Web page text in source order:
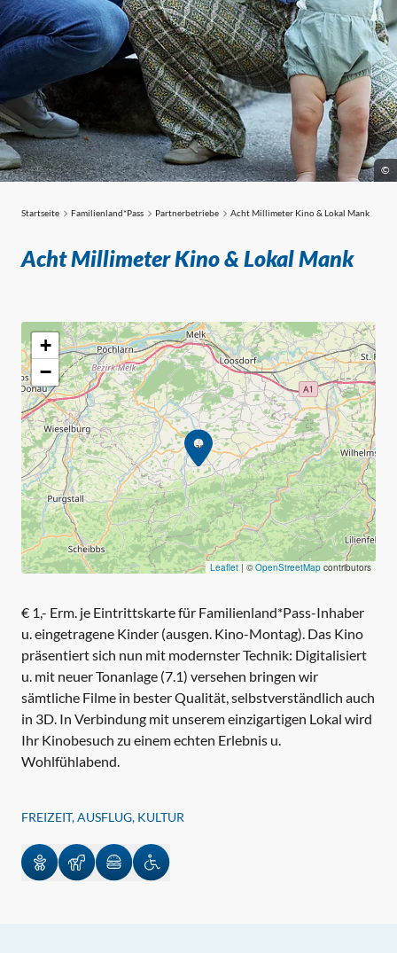
©
Partnerbetriebe
Startseite Familienland*Pass Partnerbetriebe Acht Millimeter Kino & Lokal Mank
Acht Millimeter Kino & Lokal Mank
€ 1,- Erm. je Eintrittskarte für Familienland*Pass-Inhaber
u. eingetragene Kinder (ausgen. Kino-Montag). Das Kino
präsentiert sich nun mit modernster Technik: Digitalisiert
u. mit neuer Tonanlage (7.1) versehen bringen wir
sämtliche Filme in bester Qualität, selbstverständlich auch
in 3D. In Verbindung mit unserem einzigartigen Lokal wird
Ihr Kinobesuch zu einem echten Erlebnis u.
Wohlfühlabend.
FREIZEIT, AUSFLUG, KULTUR
+
−
Leaflet | © OpenStreetMapcontributors